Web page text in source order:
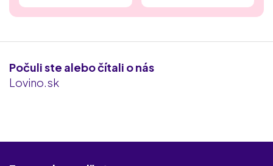
MyDates
Fuckbook
Počuli ste alebo čítali o nás
Lovino.sk